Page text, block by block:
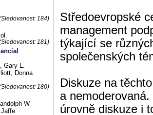
184)
181)
Gary L.
Donna
180)
W
Středoevropské
management
týkající se
společenských
Diskuze na
a
úrovně diskuze i